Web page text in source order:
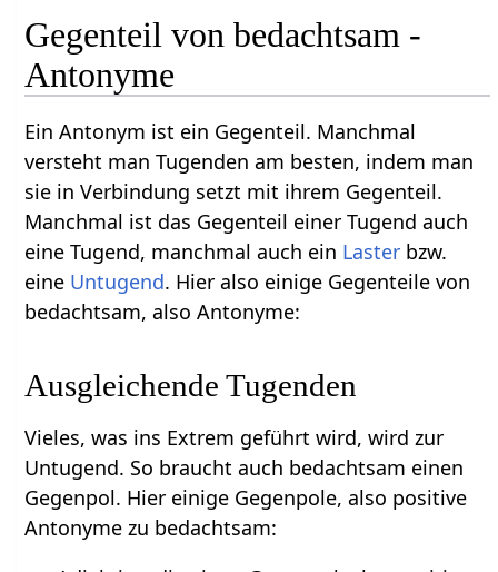
Gegenteil von bedachtsam -
Antonyme
Ein Antonym ist ein Gegenteil. Manchmal
versteht man Tugenden am besten, indem man
sie in Verbindung setzt mit ihrem Gegenteil.
Manchmal ist das Gegenteil einer Tugend auch
eine Tugend, manchmal auch ein Laster bzw.
eine Untugend. Hier also einige Gegenteile von
bedachtsam, also Antonyme:
Ausgleichende Tugenden
Vieles, was ins Extrem geführt wird, wird zur
Untugend. So braucht auch bedachtsam einen
Gegenpol. Hier einige Gegenpole, also positive
Antonyme zu bedachtsam: